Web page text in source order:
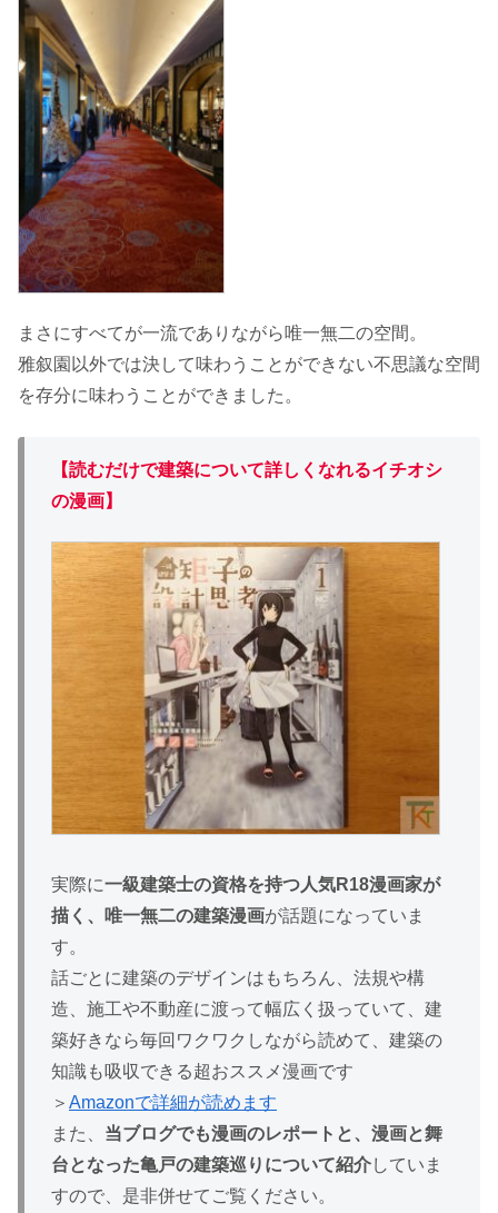
まさにすべてが一流でありながら唯一無二の空間。
雅叙園以外では決して味わうことができない不思議な空間
を存分に味わうことができました。
【読むだけで建築について詳しくなれるイチオシ
の漫画】
実際に一級建築士の資格を持つ人気R18漫画家が
描く、唯一無二の建築漫画が話題になっていま
す。
話ごとに建築のデザインはもちろん、法規や構
造、施工や不動産に渡って幅広く扱っていて、建
築好きなら毎回ワクワクしながら読めて、建築の
知識も吸収できる超おススメ漫画です
＞ Amazonで詳細が読めます
また、 当ブログでも漫画のレポートと、漫画と舞
台となった亀戸の建築巡りについて紹介していま
すので、是非併せてご覧ください。